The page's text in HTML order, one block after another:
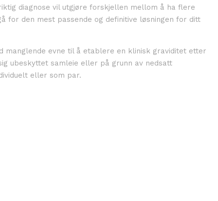
diagnose vil utgjøre forskjellen mellom å ha flere
for den mest passende og definitive løsningen for ditt
manglende evne til å etablere en klinisk graviditet etter
ubeskyttet samleie eller på grunn av nedsatt
eller som par.